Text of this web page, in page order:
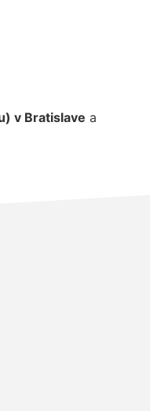
v Bratislave a